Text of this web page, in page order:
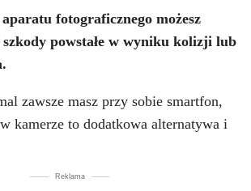
fotograficznego możesz
powstałe w wyniku kolizji lub
zawsze masz przy sobie smartfon,
kamerze to dodatkowa alternatywa i
Reklama